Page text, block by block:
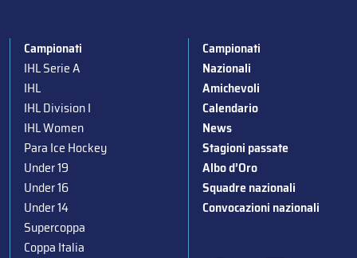
Campionati
IHL Serie A
IHL
IHL Division I
IHL Women
Para Ice Hockey
Under 19
Under 16
Under 14
Supercoppa
Coppa Italia
Campionati
Nazionali
Amichevoli
Calendario
News
Stagioni passate
Albo d’Oro
Squadre nazionali
Convocazioni nazionali